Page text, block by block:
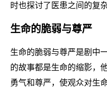
时也探讨了医患之间的复
生命的脆弱与尊严
生命的脆弱与尊严是剧中
的故事都是生命的缩影，
勇气和尊严，使观众对生